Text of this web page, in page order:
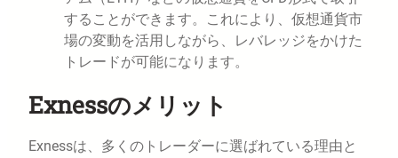
することができます。これにより、仮想通貨市
場の変動を活用しながら、レバレッジをかけた
トレードが可能になります。
Exnessのメリット
Exnessは、多くのトレーダーに選ばれている理由と